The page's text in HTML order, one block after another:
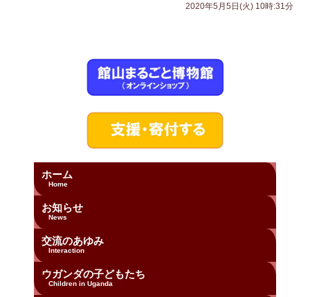
2020年5月5日(火) 10時:31分
ホーム
Home
お知らせ
News
交流のあゆみ
Interaction
ウガンダの子どもたち
Children in Uganda